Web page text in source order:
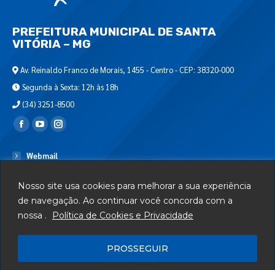
Nosso site usa cookies para melhorar a sua experiência
de navegação. Ao continuar você concorda com a
nossa .
Política de Cookies e Privacidade
PROSSEGUIR
PREFEITURA MUNICIPAL DE SANTA
VITÓRIA – MG
Av. Reinaldo Franco de Morais, 1455 - Centro - CEP: 38320-000
Segunda à Sexta: 12h às 18h
(34) 3251-8500
Encontre-nos em:
Webmail
Serviços
Telefones Úteis